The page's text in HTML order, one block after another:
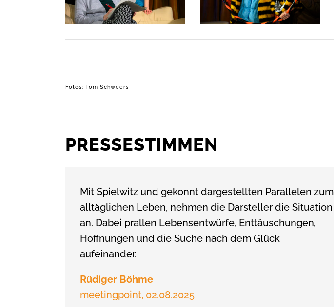
Fotos: Tom Schweers
PRESSESTIMMEN
Mit Spielwitz und gekonnt dargestellten Parallelen zum
alltäglichen Leben, nehmen die Darsteller die Situation
an. Dabei prallen Lebensentwürfe, Enttäuschungen,
Hoffnungen und die Suche nach dem Glück
aufeinander.
Rüdiger Böhme
meetingpoint, 02.08.2025